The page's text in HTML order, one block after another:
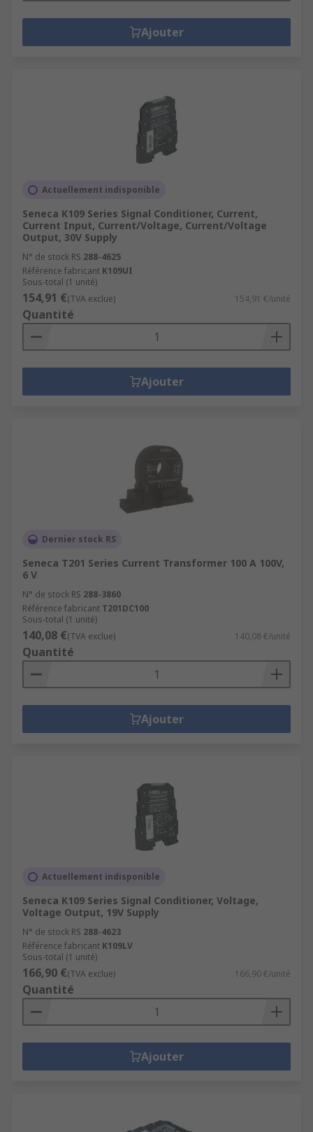
Ajouter
Actuellement indisponible
Seneca K109 Series Signal Conditioner, Current,
Current Input, Current/Voltage, Current/Voltage
Output, 30V Supply
N° de stock RS 288-4625
Référence fabricant K109UI
Sous-total (1 unité)
154,91 €(TVA exclue) 154,91 €/unité
Quantité
Ajouter
Dernier stock RS
Seneca T201 Series Current Transformer 100 A 100V,
6 V
N° de stock RS 288-3860
Référence fabricant T201DC100
Sous-total (1 unité)
140,08 €(TVA exclue) 140,08 €/unité
Quantité
Ajouter
Actuellement indisponible
Seneca K109 Series Signal Conditioner, Voltage,
Voltage Output, 19V Supply
N° de stock RS 288-4623
Référence fabricant K109LV
Sous-total (1 unité)
166,90 €(TVA exclue) 166,90 €/unité
Quantité
Ajouter